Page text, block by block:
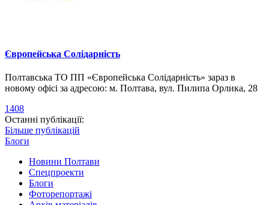
Європейська Солідарність
Полтавська ТО ПП «Європейська Солідарність» зараз в
новому офісі за адресою: м. Полтава, вул. Пилипа Орлика, 28
1408
Останні публікації:
Більше публікацій
Блоги
Новини Полтави
Спецпроекти
Блоги
Фоторепортажі